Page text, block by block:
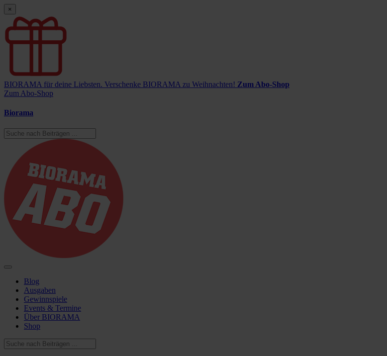
×
BIORAMA für deine Liebsten. Verschenke BIORAMA zu Weihnachten! Zum Abo-Shop
Zum Abo-Shop
Biorama
Blog
Ausgaben
Gewinnspiele
Events & Termine
Über BIORAMA
Shop